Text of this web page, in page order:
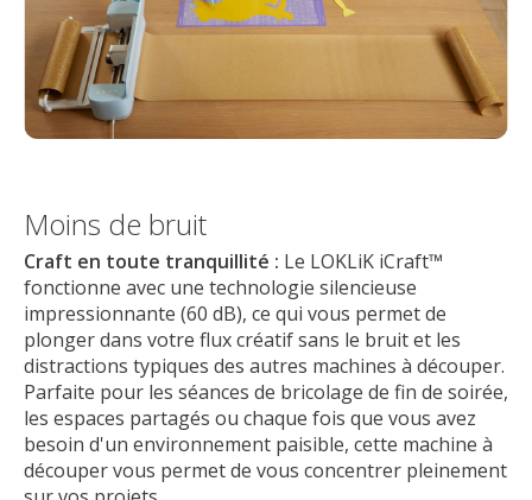
Moins de bruit
Craft en toute tranquillité : Le LOKLiK iCraft™
fonctionne avec une technologie silencieuse
impressionnante (60 dB), ce qui vous permet de
plonger dans votre flux créatif sans le bruit et les
distractions typiques des autres machines à découper.
Parfaite pour les séances de bricolage de fin de soirée,
les espaces partagés ou chaque fois que vous avez
besoin d'un environnement paisible, cette machine à
découper vous permet de vous concentrer pleinement